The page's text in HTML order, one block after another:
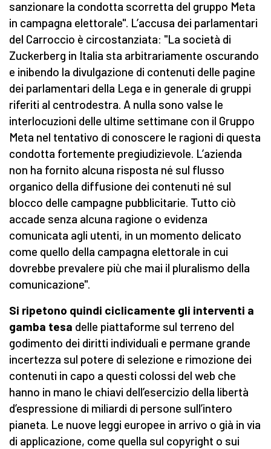
sanzionare la condotta scorretta del gruppo Meta
in campagna elettorale". L’accusa dei parlamentari
del Carroccio è circostanziata: "La società di
Zuckerberg in Italia sta arbitrariamente oscurando
e inibendo la divulgazione di contenuti delle pagine
dei parlamentari della Lega e in generale di gruppi
riferiti al centrodestra. A nulla sono valse le
interlocuzioni delle ultime settimane con il Gruppo
Meta nel tentativo di conoscere le ragioni di questa
condotta fortemente pregiudizievole. L’azienda
non ha fornito alcuna risposta né sul flusso
organico della diffusione dei contenuti né sul
blocco delle campagne pubblicitarie. Tutto ciò
accade senza alcuna ragione o evidenza
comunicata agli utenti, in un momento delicato
come quello della campagna elettorale in cui
dovrebbe prevalere più che mai il pluralismo della
comunicazione".
Si ripetono quindi ciclicamente gli interventi a
gamba tesa delle piattaforme sul terreno del
godimento dei diritti individuali e permane grande
incertezza sul potere di selezione e rimozione dei
contenuti in capo a questi colossi del web che
hanno in mano le chiavi dell’esercizio della libertà
d’espressione di miliardi di persone sull’intero
pianeta. Le nuove leggi europee in arrivo o già in via
di applicazione, come quella sul copyright o sui